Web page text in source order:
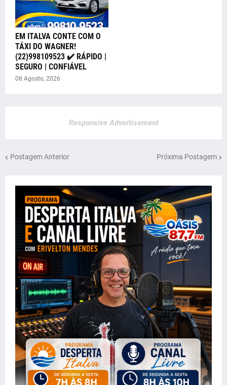
EM ITALVA CONTE COM O
TÁXI DO WAGNER!
(22)998109523 ✔️ RÁPIDO |
SEGURO | CONFIÁVEL
08 Agosto, 2026
Responsive Advertisement
Postagem Anterior Próxima Postagem